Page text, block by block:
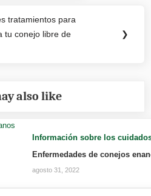
tratamientos para
tu conejo libre de
❯
also like
Información sobre los
Enfermedades de conejos
agosto 31, 2022